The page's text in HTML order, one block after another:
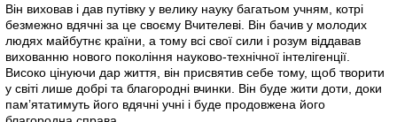
Він виховав і дав путівку у велику науку багатьом учням, котрі
безмежно вдячні за це своєму Вчителеві. Він бачив у молодих
людях майбутнє країни, а тому всі свої сили і розум віддавав
вихованню нового покоління науково-технічної інтелігенції.
Високо цінуючи дар життя, він присвятив себе тому, щоб творити
у світі лише добрі та благородні вчинки. Він буде жити доти, доки
пам’ятатимуть його вдячні учні і буде продовжена його